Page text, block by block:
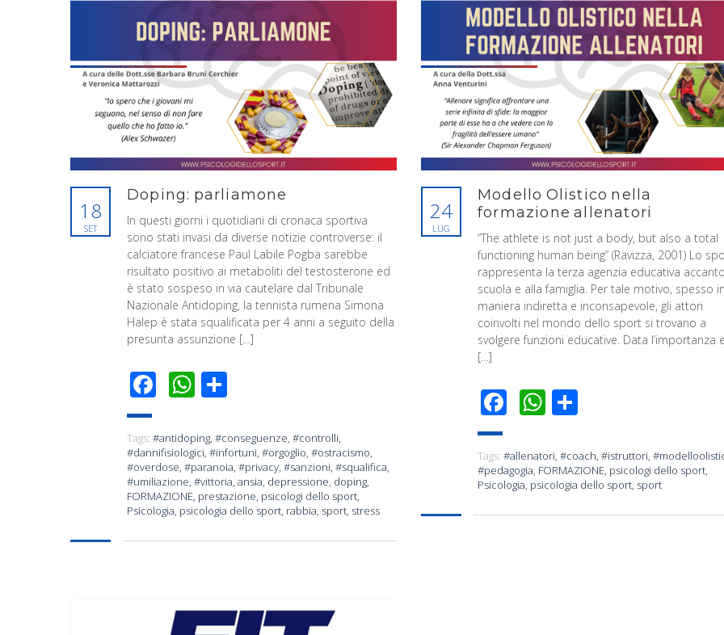
18
SET
Doping: parliamone
In questi giorni i quotidiani di cronaca sportiva
sono stati invasi da diverse notizie controverse: il
calciatore francese Paul Labile Pogba sarebbe
risultato positivo ai metaboliti del testosterone ed
è stato sospeso in via cautelare dal Tribunale
Nazionale Antidoping, la tennista rumena Simona
Halep è stata squalificata per 4 anni a seguito della
presunta assunzione […]
Facebook
WhatsApp
Tags: #antidoping, #conseguenze, #controlli,
#dannifisiologici, #infortuni, #orgoglio, #ostracismo,
#overdose, #paranoia, #privacy, #sanzioni, #squalifica,
#umiliazione, #vittoria, ansia, depressione, doping,
FORMAZIONE, prestazione, psicologi dello sport,
Psicologia, psicologia dello sport, rabbia, sport, stress
24
LUG
Modello Olistico nella
formazione allenatori
“The athlete is not just a body, but also a total
functioning human being” (Ravizza, 2001) Lo
rappresenta la terza agenzia educativa
scuola e alla famiglia. Per tale motivo, spesso in
maniera indiretta e inconsapevole, gli attori
coinvolti nel mondo dello sport si trovano a
svolgere funzioni educative. Data l’importanza
[…]
Facebook
WhatsApp
Tags: #allenatori, #coach, #istruttori,
#pedagogia, FORMAZIONE, psicologi dello sport,
Psicologia, psicologia dello sport, sport